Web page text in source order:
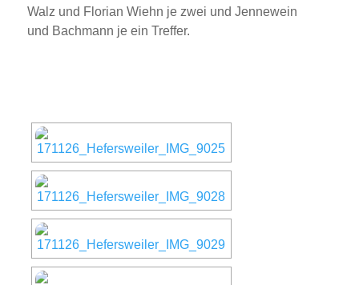
Walz und Florian Wiehn je zwei und Jennewein
und Bachmann je ein Treffer.